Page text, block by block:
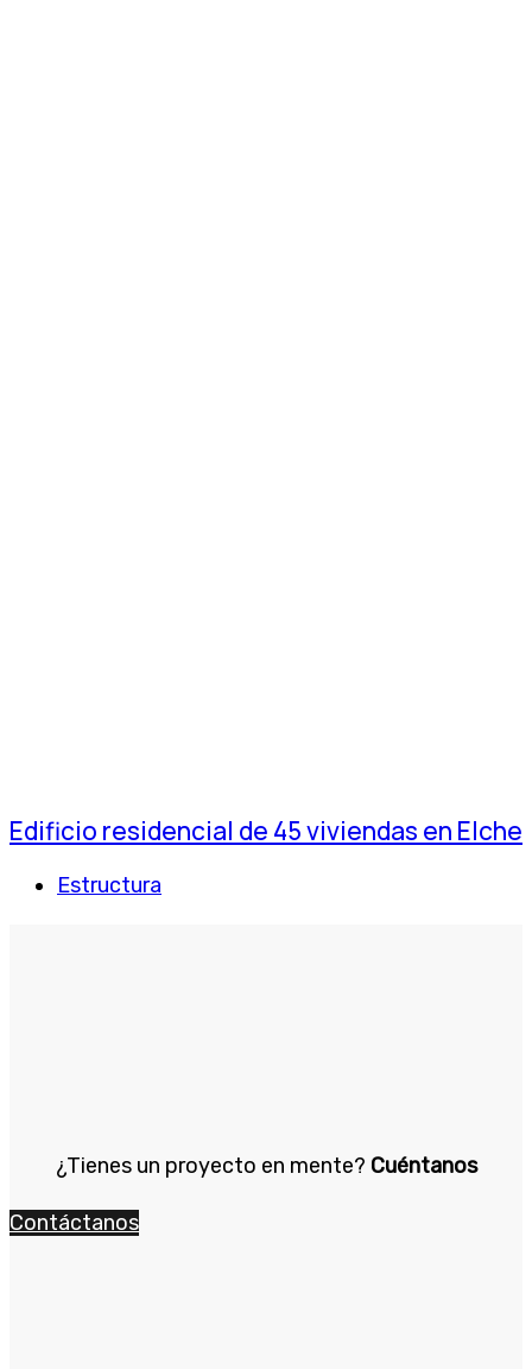
Edificio residencial de 45 viviendas en Elche
Estructura
¿Tienes un proyecto en mente? Cuéntanos
Contáctanos